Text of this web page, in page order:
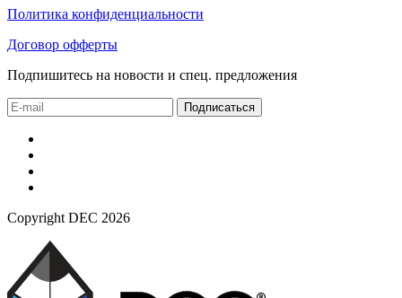
Политика конфиденциальности
Договор офферты
Подпишитесь на новости и спец. предложения
Подписаться
Copyright DEC 2026